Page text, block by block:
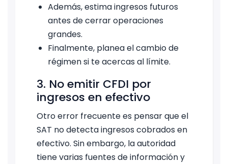
Además, estima ingresos futuros
antes de cerrar operaciones
grandes.
Finalmente, planea el cambio de
régimen si te acercas al límite.
3. No emitir CFDI por
ingresos en efectivo
Otro error frecuente es pensar que el
SAT no detecta ingresos cobrados en
efectivo. Sin embargo, la autoridad
tiene varias fuentes de información y